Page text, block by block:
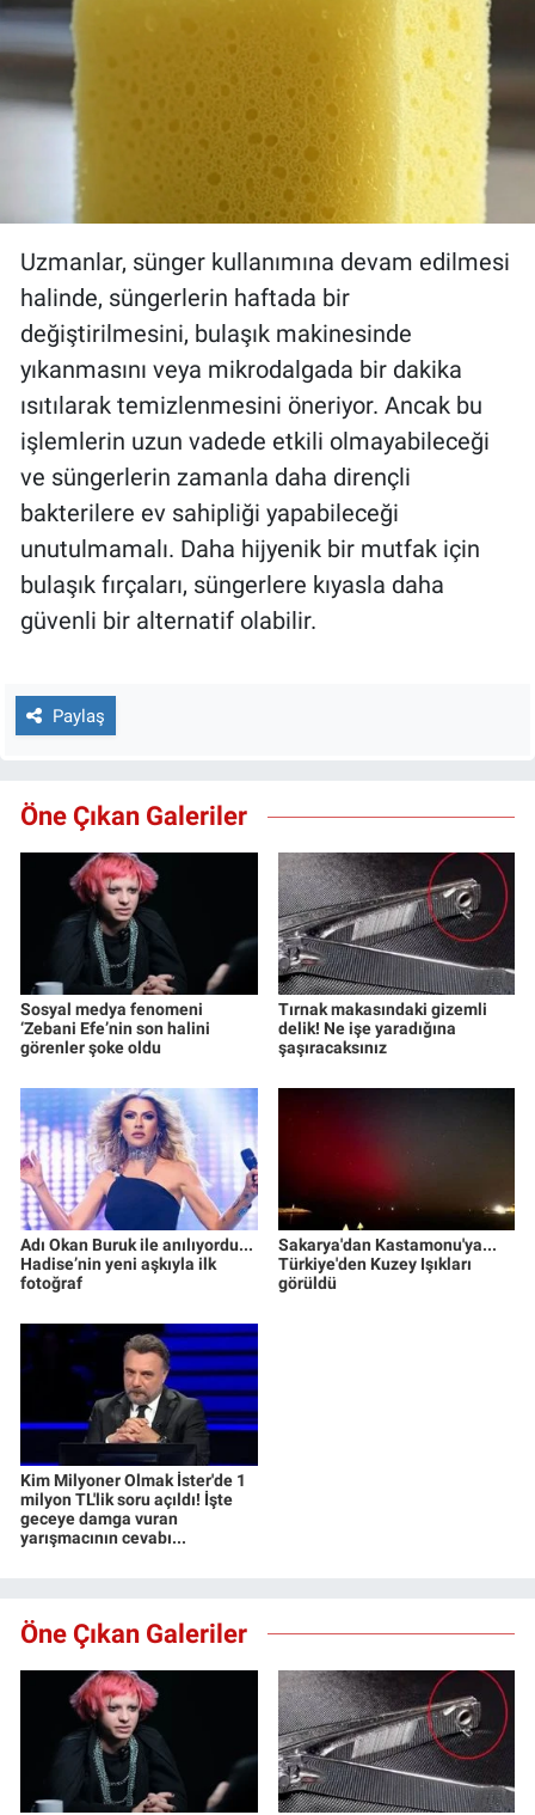
Uzmanlar, sünger kullanımına devam edilmesi
halinde, süngerlerin haftada bir
değiştirilmesini, bulaşık makinesinde
yıkanmasını veya mikrodalgada bir dakika
ısıtılarak temizlenmesini öneriyor. Ancak bu
işlemlerin uzun vadede etkili olmayabileceği
ve süngerlerin zamanla daha dirençli
bakterilere ev sahipliği yapabileceği
unutulmamalı. Daha hijyenik bir mutfak için
bulaşık fırçaları, süngerlere kıyasla daha
güvenli bir alternatif olabilir.
Paylaş
Öne Çıkan Galeriler
Sosyal medya fenomeni
‘Zebani Efe’nin son halini
görenler şoke oldu
Tırnak makasındaki gizemli
delik! Ne işe yaradığına
şaşıracaksınız
Adı Okan Buruk ile anılıyordu...
Hadise’nin yeni aşkıyla ilk
fotoğraf
Sakarya'dan Kastamonu'ya...
Türkiye'den Kuzey Işıkları
görüldü
Kim Milyoner Olmak İster'de 1
milyon TL'lik soru açıldı! İşte
geceye damga vuran
yarışmacının cevabı...
Öne Çıkan Galeriler